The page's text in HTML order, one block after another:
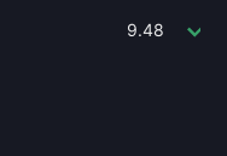
9.48